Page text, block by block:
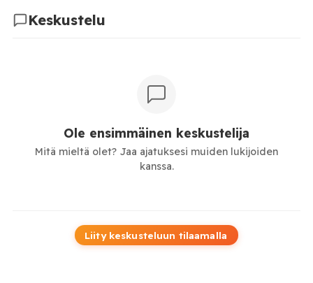
Keskustelu
Ole ensimmäinen keskustelija
Mitä mieltä olet? Jaa ajatuksesi muiden lukijoiden
kanssa.
Liity keskusteluun tilaamalla